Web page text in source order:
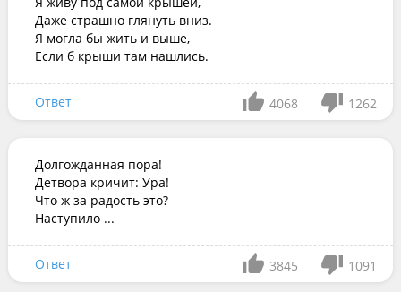
Даже страшно глянуть вниз.
Я могла бы жить и выше,
Если б крыши там нашлись.
Ответ 4068 1262
Долгожданная пора!
Детвора кричит: Ура!
Что ж за радость это?
Наступило ...
Ответ 3845 1091